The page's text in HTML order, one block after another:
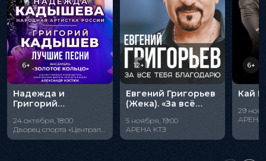
6+
Надежда и
Григорий
"Лучшие песни"
24 октября, 18:00
Дворец спорта «Центральный»
12+
Евгений Григорьев
(Жека). «За всё
5 ноября, 19:00
АРЕНА КТЗ
6+
Кай
29
АРЕНА